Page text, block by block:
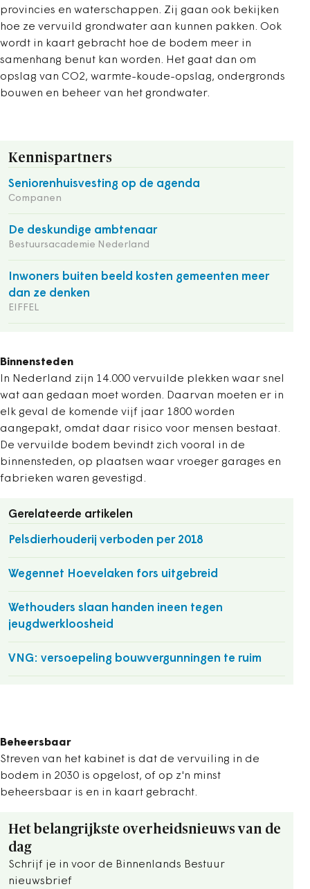
provincies en waterschappen. Zij gaan ook bekijken
hoe ze vervuild grondwater aan kunnen pakken. Ook
wordt in kaart gebracht hoe de bodem meer in
samenhang benut kan worden. Het gaat dan om
opslag van CO2, warmte-koude-opslag, ondergronds
bouwen en beheer van het grondwater.
Kennispartners
Seniorenhuisvesting op de agenda
Companen
De deskundige ambtenaar
Bestuursacademie Nederland
Inwoners buiten beeld kosten gemeenten meer
dan ze denken
EIFFEL
Binnensteden
In Nederland zijn 14.000 vervuilde plekken waar snel
wat aan gedaan moet worden. Daarvan moeten er in
elk geval de komende vijf jaar 1800 worden
aangepakt, omdat daar risico voor mensen bestaat.
De vervuilde bodem bevindt zich vooral in de
binnensteden, op plaatsen waar vroeger garages en
fabrieken waren gevestigd.
Gerelateerde artikelen
Pelsdierhouderij verboden per 2018
Wegennet Hoevelaken fors uitgebreid
Wethouders slaan handen ineen tegen
jeugdwerkloosheid
VNG: versoepeling bouwvergunningen te ruim
Beheersbaar
Streven van het kabinet is dat de vervuiling in de
bodem in 2030 is opgelost, of op z'n minst
beheersbaar is en in kaart gebracht.
Het belangrijkste overheidsnieuws van de
dag
Schrijf je in voor de Binnenlands Bestuur
nieuwsbrief